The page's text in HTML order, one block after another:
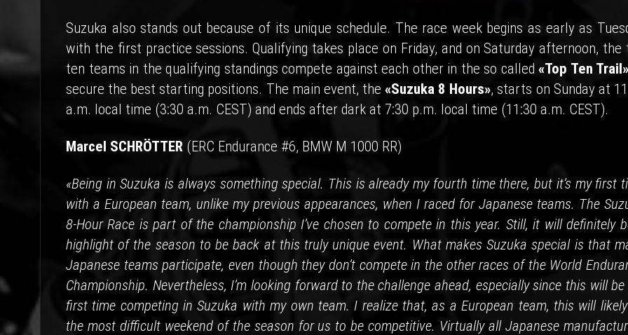
Suzuka also stands out because of its unique schedule. The race week begins as early as
with the first practice sessions. Qualifying takes place on Friday, and on Saturday afternoon, the
ten teams in the qualifying standings compete against each other in the so called «Top Ten Trail»
secure the best starting positions. The main event, the «Suzuka 8 Hours», starts on Sunday at
a.m. local time (3:30 a.m. CEST) and ends after dark at 7:30 p.m. local time (11:30 a.m. CEST).
Marcel SCHRÖTTER (ERC Endurance #6, BMW M 1000 RR)
«Being in Suzuka is always something special. This is already my fourth time there, but it’s my first
with a European team, unlike my previous appearances, when I raced for Japanese teams. The
8-Hour Race is part of the championship I’ve chosen to compete in this year. Still, it will definitely
highlight of the season to be back at this truly unique event. What makes Suzuka special is that
Japanese teams participate, even though they don’t compete in the other races of the World
Championship. Nevertheless, I’m looking forward to the challenge ahead, especially since this will be
first time competing in Suzuka with my own team. I realize that, as a European team, this will
the most difficult weekend of the season for us to be competitive. Virtually all Japanese